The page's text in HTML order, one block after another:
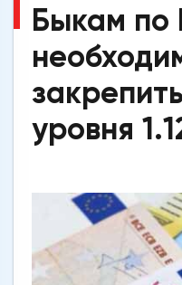
Быкам по
уровня